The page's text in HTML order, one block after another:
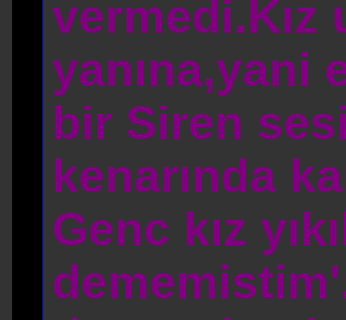
yanına,yani
bir Siren
kenarında
Genc kız